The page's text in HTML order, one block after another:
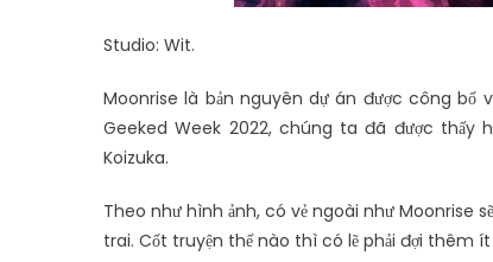
Studio: Wit.
Moonrise là bản nguyên dự án được công bố
Geeked Week 2022, chúng ta đã được thấy
Koizuka.
Theo như hình ảnh, có vẻ ngoài như Moonrise
trai. Cốt truyện thế nào thì có lẽ phải đợi thêm